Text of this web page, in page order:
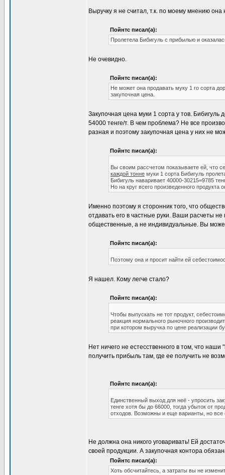
Выручку я не считал, т.к. по моему мнению
Пойнтс писал(а):
Пролетела Бибигуль с прибылью и
Не очевидно.
Пойнтс писал(а):
Не может она продавать муку 1 го сорта
закупочная цена.
Закупочная цена муки 1 сорта у тов.
54000 тенге/т. В чем проблема? Не все
разная и поэтому закупочная цена у них не
Пойнтс писал(а):
Вы своим рассчетом показываете ей, что
каждой тонне муки 1 сорта Бибигуль
Бибигуль наваривает 40000-30215=9785
Но на круг всего произведенного продукта
Именно поэтому я сторонник того, что
отдавать его в частные руки. Ваши расчеты
общественные, а не индивидуальные. Вы
Пойнтс писал(а):
Поэтому она и просит найти ей
Я нашел. Кому легче стало?
Пойнтс писал(а):
Чтобы выпускать не тот продукт,
реакция нормального рыночного
при котором выручка по цене реализации
Нет ничего не естесственного в том, что
получить прибыль там, где ее получить не
Пойнтс писал(а):
Единственный выход для неё - упросить
тенге хотя бы до 66000, тогда убыток от
отходов. Возможны и еще варианты, но все
Не должна она никого уговаривать! Ей
своей продукции. А закупочная контора
Пойнтс писал(а):
Хоть обсчитайтесь, а затраты вы не